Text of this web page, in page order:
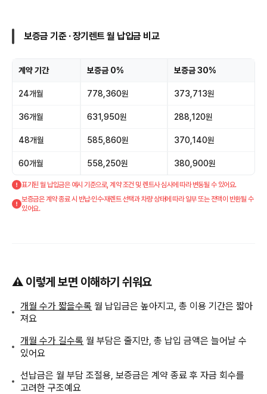
보증금 기준 · 장기렌트 월 납입금 비교
계약 기간 보증금 0% 보증금 30%
24개월 778,360원 373,713원
36개월 631,950원 288,120원
48개월 585,860원 370,140원
60개월 558,250원 380,900원
표기된 월 납입금은 예시 기준으로, 계약 조건 및 렌트사 심사에 따라 변동될 수 있어요.
보증금은 계약 종료 시 반납·인수·재렌트 선택과 차량 상태에 따라 일부 또는 전액이 반환될 수
있어요.
⚠️ 이렇게 보면 이해하기 쉬워요
개월 수가 짧을수록 월 납입금은 높아지고, 총 이용 기간은 짧아
져요
개월 수가 길수록 월 부담은 줄지만, 총 납입 금액은 늘어날 수
있어요
선납금은 월 부담 조절용, 보증금은 계약 종료 후 자금 회수를
고려한 구조예요